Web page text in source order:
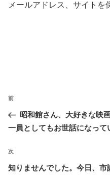
メールアドレス、サイトを
ナ
ビ
ゲ
ー
前
の
投
前
昭和館さん、大好きな映
一員としてもお世話になって
次
の
次
知りませんでした。今日、